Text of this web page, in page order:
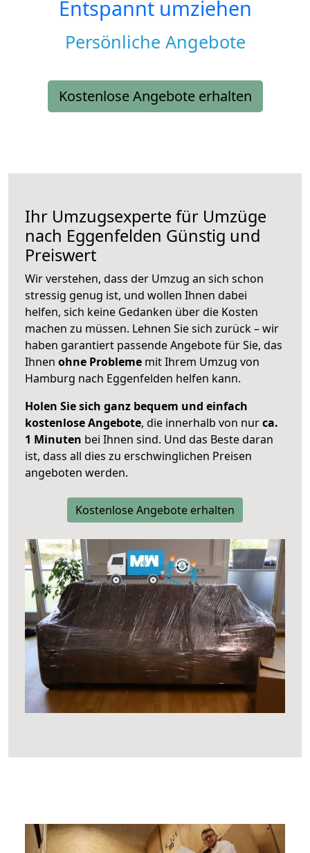
Entspannt umziehen
Persönliche Angebote
Kostenlose Angebote erhalten
Ihr Umzugsexperte für Umzüge
nach Eggenfelden Günstig und
Preiswert
Wir verstehen, dass der Umzug an sich schon
stressig genug ist, und wollen Ihnen dabei
helfen, sich keine Gedanken über die Kosten
machen zu müssen. Lehnen Sie sich zurück – wir
haben garantiert passende Angebote für Sie, das
Ihnen ohne Probleme mit Ihrem Umzug von
Hamburg nach Eggenfelden helfen kann.
Holen Sie sich ganz bequem und einfach
kostenlose Angebote, die innerhalb von nurca.
1 Minuten bei Ihnen sind. Und das Beste daran
ist, dass all dies zu erschwinglichen Preisen
angeboten werden.
Kostenlose Angebote erhalten